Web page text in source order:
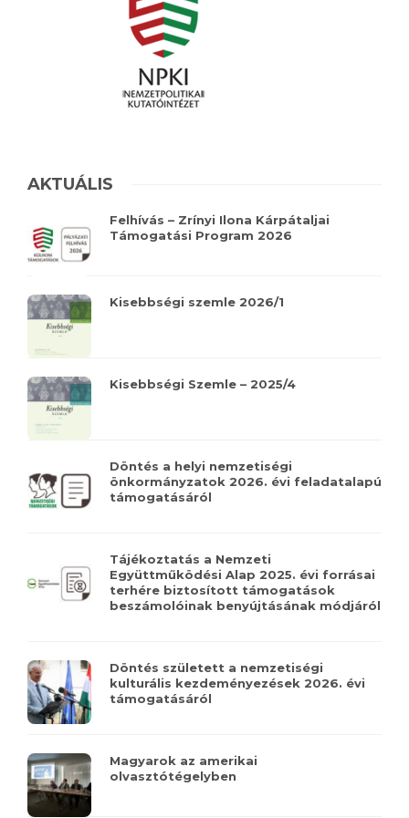
AKTUÁLIS
Felhívás – Zrínyi Ilona Kárpátaljai
Támogatási Program 2026
Kisebbségi szemle 2026/1
Kisebbségi Szemle – 2025/4
Döntés a helyi nemzetiségi
önkormányzatok 2026. évi feladatalapú
támogatásáról
Tájékoztatás a Nemzeti
Együttműködési Alap 2025. évi forrásai
terhére biztosított támogatások
beszámolóinak benyújtásának módjáról
Döntés született a nemzetiségi
kulturális kezdeményezések 2026. évi
támogatásáról
Magyarok az amerikai
olvasztótégelyben